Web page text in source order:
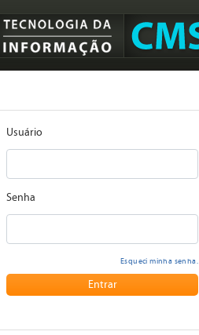
Usuário
Senha
Esqueci minha senha.